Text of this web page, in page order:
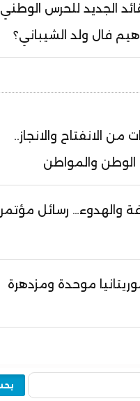
ديدي
العربي
رمظان
الجديد للحرس الوطني
فال ولد الشيباني؟
الانفتاح والانجاز..
والمواطن
والهدوء… رسائل مؤتمر
موحدة ومزدهرة